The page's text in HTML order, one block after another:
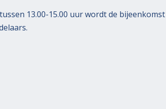
13.00-15.00 uur wordt de